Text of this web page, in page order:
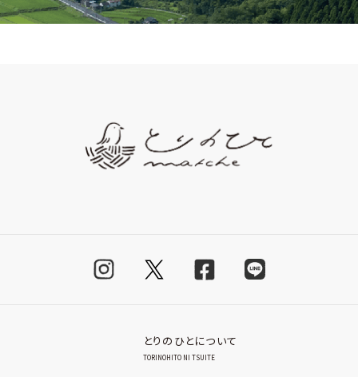
とりのひとについて
TORINOHITO NI TSUITE